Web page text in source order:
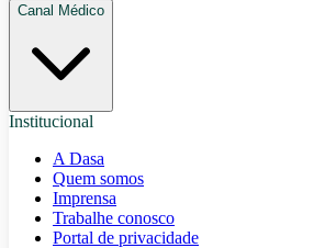
Canal Médico
Institucional
A Dasa
Quem somos
Imprensa
Trabalhe conosco
Portal de privacidade